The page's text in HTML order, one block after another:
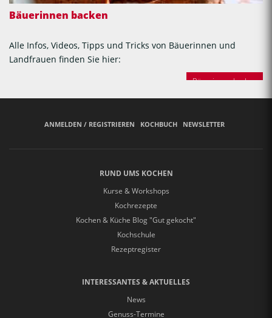
Bäuerinnen backen
Alle Infos, Videos, Tipps und Tricks von Bäuerinnen und
Landfrauen finden Sie hier:
Bäuerinnen backen
ANMELDEN / REGISTRIEREN KOCHBUCH NEWSLETTER
RUND UMS KOCHEN
Kurse & Workshops
Kochrezepte
Kochen & Küche Blog "Gut gekocht"
Kochschule
Rezeptregister
INTERESSANTES & AKTUELLES
News
Genuss-Termine